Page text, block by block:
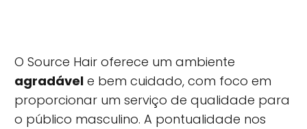
O Source Hair oferece um ambiente
agradável e bem cuidado, com foco em
proporcionar um serviço de qualidade para
o público masculino. A pontualidade nos